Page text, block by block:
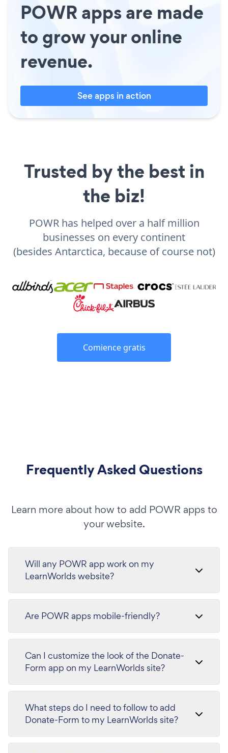
POWR apps are made
to grow your online
revenue.
See apps in action
Trusted by the best in
the biz!
POWR has helped over a half million
businesses on every continent
(besides Antarctica, because of course not)
Comience gratis
Frequently Asked Questions
Learn more about how to add POWR apps to
your website.
Will any POWR app work on my
LearnWorlds website?
Are POWR apps mobile-friendly?
Can I customize the look of the Donate-
Form app on my LearnWorlds site?
What steps do I need to follow to add
Donate-Form to my LearnWorlds site?